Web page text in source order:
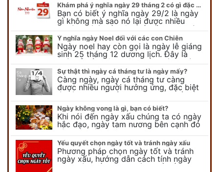
Khám phá ý nghĩa ngày 29 tháng 2 có gì đặc biệt?
Bạn có biết ý nghĩa ngày 29/2 là ngày
gì không mà sao nó lại được nhiều
người chú ý đến vậy. Tất cả mọi người
đều cho rằng đây…
Ý nghĩa ngày Noel đối với các con Chiên
Ngày noel hay còn gọi là ngày lễ giáng
sinh 25 tháng 12 dương lịch. Đây là
ngày lễ của bên thiên chúa giáo, ngày
lễ thiên chúa giáng sinh,…
Sự thật thì ngày cá tháng tư là ngày mấy?
Càng ngày, ngày cá tháng tư càng
được nhiều người hưởng ứng, đặc biệt
là các bạn trẻ bởi họ sẽ nghĩ ra đủ trò
vui chơi, tinh nghịch, hài…
Ngày không vong là gì, bạn có biết?
Khi nói đến ngày xấu chúng ta có ngày
hắc đạo, ngày tam nương bên cạnh đó
còn có ngày không vong. Tuy nhiên khi
nói đến ngày không vong…
Yếu quyết chọn ngày tốt và tránh ngày xấu
Phương pháp chọn ngày tốt và tránh
ngày xấu, hướng dẫn cách tính ngày
tốt, ngày xấu trong tháng để tiến hành